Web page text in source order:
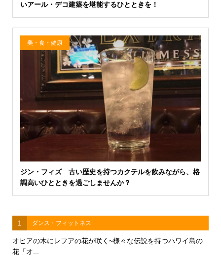
いアール・デコ建築を堪能するひとときを！
美・食・健康
ジン・フィズ 古い歴史を持つカクテルを飲みながら、格
調高いひとときを過ごしませんか？
1 ダンス・フィットネス
オヒアの木にレフアの花が咲く~様々な伝説を持つハワイ島の
花「オ...